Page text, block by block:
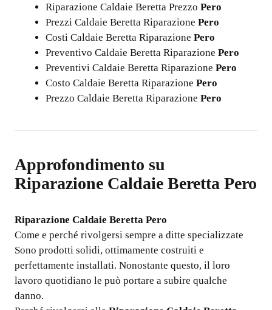
Riparazione Caldaie Beretta Prezzo Pero
Prezzi Caldaie Beretta Riparazione Pero
Costi Caldaie Beretta Riparazione Pero
Preventivo Caldaie Beretta Riparazione Pero
Preventivi Caldaie Beretta Riparazione Pero
Costo Caldaie Beretta Riparazione Pero
Prezzo Caldaie Beretta Riparazione Pero
Approfondimento su
Riparazione Caldaie Beretta Pero
Riparazione Caldaie Beretta Pero
Come e perché rivolgersi sempre a ditte specializzate
Sono prodotti solidi, ottimamente costruiti e
perfettamente installati. Nonostante questo, il loro
lavoro quotidiano le può portare a subire qualche
danno.